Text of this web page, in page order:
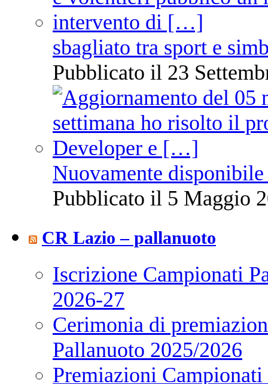
sbagliato tra sport e
Pubblicato il 23
Nuovamente
Pubblicato il 5 Maggio
CR Lazio – pallanuoto
Iscrizione Campionati
2026-27
Cerimonia di
Pallanuoto 2025/2026
Premiazioni